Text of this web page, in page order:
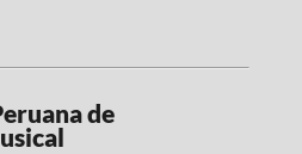
de